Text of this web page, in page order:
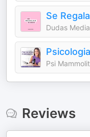
Se
Dudas Media
Psi
Reviews